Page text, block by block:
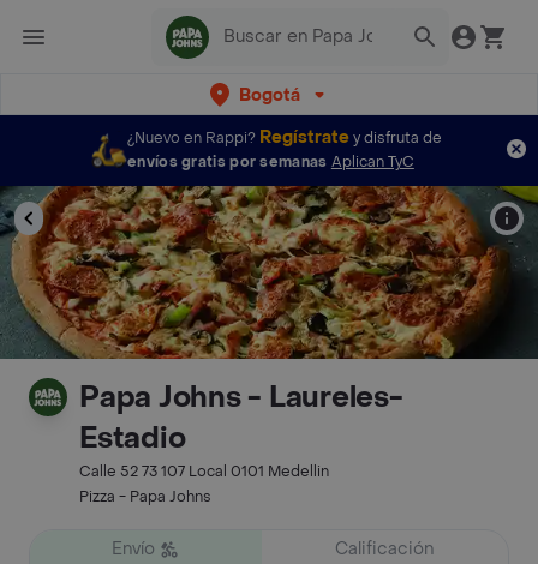
Bogotá
¿Nuevo en Rappi? Regístratey disfruta de
envíos gratis por semanas Aplican TyC
Papa Johns - Laureles-
Estadio
Calle 52 73 107 Local 0101 Medellin
Pizza - Papa Johns
Envío
Calificación